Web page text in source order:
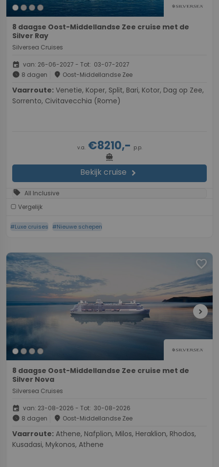
8 daagse Oost-Middellandse Zee cruise met de
Silver Ray
Silversea Cruises
event van: 26-06-2027 - Tot: 03-07-2027
schedule 8 dagen place Oost-Middellandse Zee
Vaarroute:
Sorrento, Civitavecchia (Rome)
v.a.€8210,- p.p.
directions_boat
Bekijk cruise chevron_right
sell All Inclusive
Vergelijk
#Luxe cruises #Nieuwe schepen
favorite
chevron_right
8 daagse Oost-Middellandse Zee cruise met de
Silver Nova
Silversea Cruises
event van: 23-08-2026 - Tot: 30-08-2026
schedule 8 dagen place Oost-Middellandse Zee
Vaarroute:
Kusadasi, Mykonos, Athene